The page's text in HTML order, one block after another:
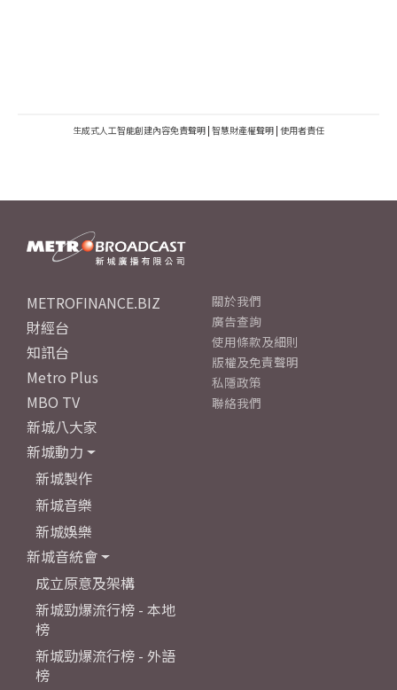
生成式人工智能創建內容免責聲明 | 智慧財產權聲明 | 使用者責任
METROFINANCE.BIZ
財經台
知訊台
Metro Plus
MBO TV
新城八大家
新城動力
新城製作
新城音樂
新城娛樂
新城音統會
成立原意及架構
新城勁爆流行榜 - 本地
榜
新城勁爆流行榜 - 外語
榜
關於我們
廣告查詢
使用條款及細則
版權及免責聲明
私隱政策
聯絡我們